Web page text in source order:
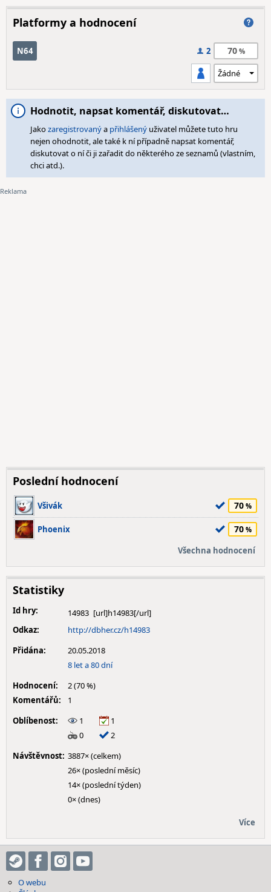
Platformy a hodnocení
N64 2 70
Hodnotit, napsat komentář, diskutovat…
Jakozaregistrovanýa přihlášený uživatel můžete tuto hru
nejen ohodnotit, ale také k ní případně napsat komentář,
diskutovat o ní či ji zařadit do některého ze seznamů (vlastním,
chci atd.).
Poslední hodnocení
Všivák 70
Phoenix 70
Všechna hodnocení
Statistiky
Id hry:
14983
Odkaz:
http://dbher.cz/h14983
Přidána:
20.05.2018
8 let a 80 dní
Hodnocení:
2 (70 %)
Komentářů:
1
Oblíbenost:
1
1
0
2
Návštěvnost: 3887× (celkem)
26× (poslední měsíc)
14× (poslední týden)
0× (dnes)
Více
O webu